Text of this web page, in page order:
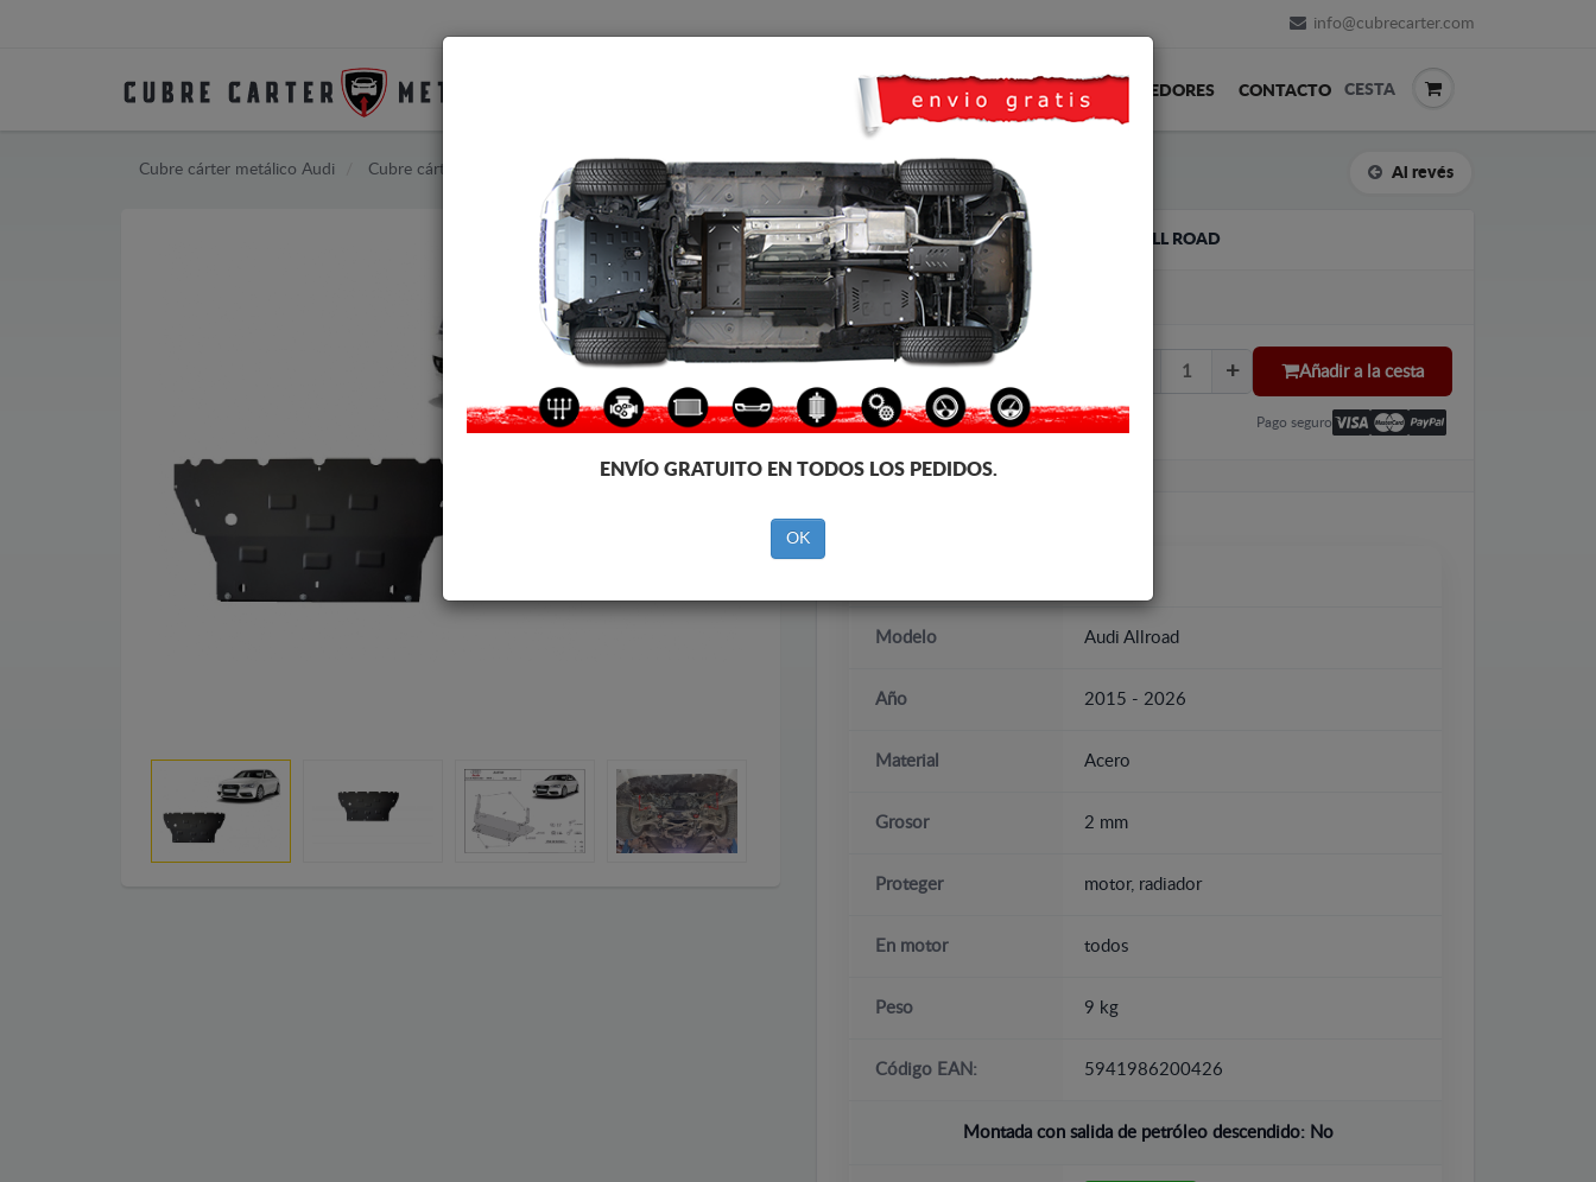
info@cubrecarter.com
TRANSPORTE FEEDBACK REVENDEDORES CONTACTO CESTA
Cubre cárter metálico Audi Cubre cárter metálico Audi Allroad Al revés
CUBRE CÁRTER METALICO AUDI A4 B9 ALL ROAD
Código de producto: 30.007
194
IVA incl.
Añadir a la cesta
Pago seguro
Modelo Audi Allroad
Año 2015 - 2026
Material Acero
Grosor 2 mm
Proteger motor, radiador
En motor todos
Peso 9 kg
Código EAN: 5941986200426
Montada con salida de petróleo descendido: No
ENVÍO GRATUITO EN TODOS LOS PEDIDOS.
OK